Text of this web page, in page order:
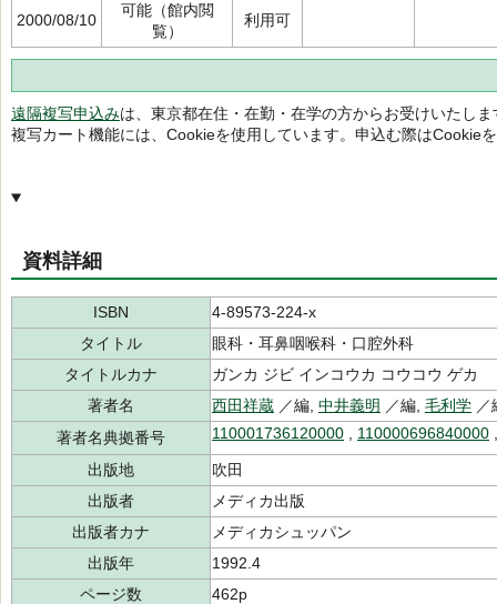
2000/08/10
可能（館内閲
覧）
利用可
遠隔複写申込みは、東京都在住・在勤・在学の方からお受けいたしま
複写カート機能には、Cookieを使用しています。申込む際はCookie
資料詳細
ISBN
4-89573-224-x
タイトル
眼科・耳鼻咽喉科・口腔外科
タイトルカナ
ガンカ ジビ インコウカ コウコウ ゲカ
著者名
西田祥蔵 ／編, 中井義明 ／編, 毛利学 ／
著者名典拠番号
110001736120000 110000696840000
出版地
吹田
出版者
メディカ出版
出版者カナ
メディカシュッパン
出版年
1992.4
ページ数
462p